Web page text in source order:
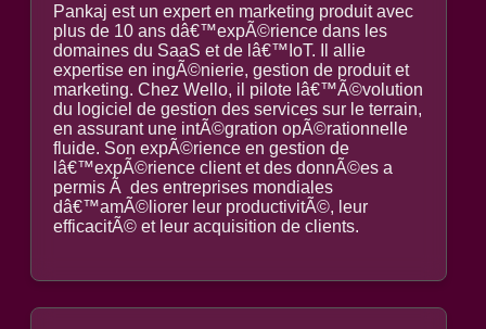
Pankaj est un expert en marketing produit avec
plus de 10 ans dâ€™expÃ©rience dans les
domaines du SaaS et de lâ€™IoT. Il allie
expertise en ingÃ©nierie, gestion de produit et
marketing. Chez Wello, il pilote lâ€™Ã©volution
du logiciel de gestion des services sur le terrain,
en assurant une intÃ©gration opÃ©rationnelle
fluide. Son expÃ©rience en gestion de
lâ€™expÃ©rience client et des donnÃ©es a
permis Ã des entreprises mondiales
dâ€™amÃ©liorer leur productivitÃ©, leur
efficacitÃ© et leur acquisition de clients.